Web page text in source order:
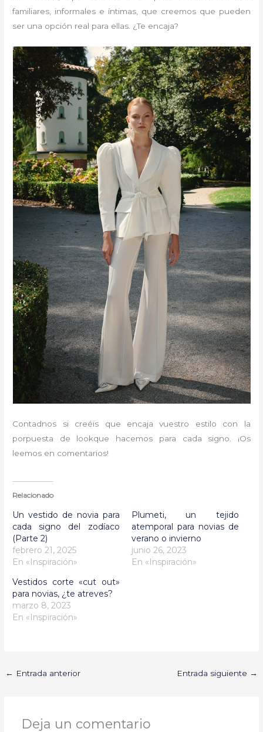
familiares, informales e íntimas, que creemos que pueden
ser una opción real para ellas. ¿Te encaja?
Contadnos si creéis que encaja vuestro estilo con la
porpuesta de lookque hacemos para cada signo. ¡Os
leemos en comentarios!
Relacionado
Un vestido de novia para
cada signo del zodíaco
(Parte 2)
febrero 21, 2025
En «Inspiración»
Plumeti, un tejido
atemporal para novias de
verano o invierno
junio 26, 2023
En «Inspiración»
Vestidos corte «cut out»
para novias, ¿te atreves?
marzo 8, 2023
En «Inspiración»
← Entrada anterior Entrada siguiente →
Deja un comentario